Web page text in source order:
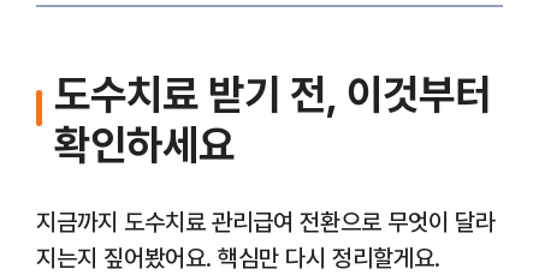
도수치료 받기 전, 이것부터
확인하세요
지금까지 도수치료 관리급여 전환으로 무엇이 달라
지는지 짚어봤어요. 핵심만 다시 정리할게요.